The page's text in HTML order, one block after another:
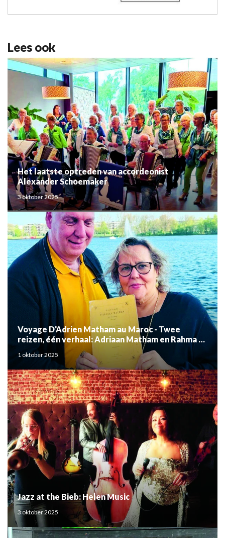
Lees ook
Het laatste optreden van accordeonist
Alexander Schoemaker
3 oktober 2025
Voyage D'Adrien Matham au Maroc - Twee
reizen, één verhaal: Adriaan Matham en Rahma el
Mouden
1 oktober 2025
Jazz at the Bieb: Helen Music
3 oktober 2025